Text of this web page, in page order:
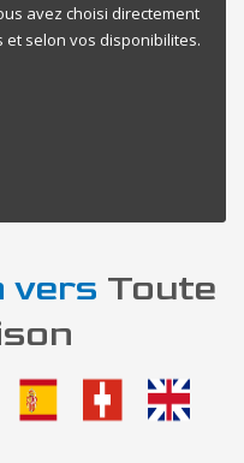
avez choisi directement
selon vos disponibilites.
vers Toute